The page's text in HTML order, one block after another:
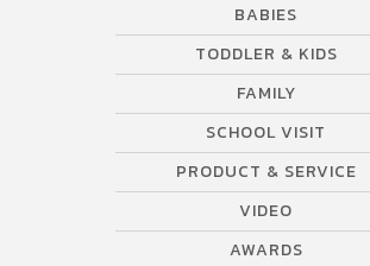
BABIES
TODDLER & KIDS
FAMILY
SCHOOL VISIT
PRODUCT & SERVICE
VIDEO
AWARDS